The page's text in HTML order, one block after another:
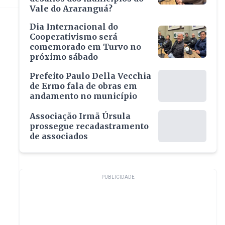
Vale do Araranguá?
Dia Internacional do
Cooperativismo será
comemorado em Turvo no
próximo sábado
Prefeito Paulo Della Vecchia
de Ermo fala de obras em
andamento no município
Associação Irmã Úrsula
prossegue recadastramento
de associados
PUBLICIDADE